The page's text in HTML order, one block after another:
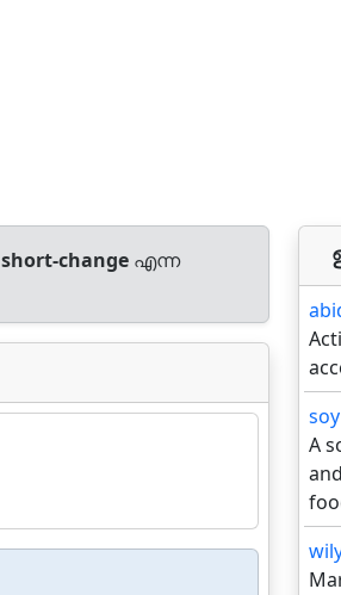
short-change എന്ന
soy
A